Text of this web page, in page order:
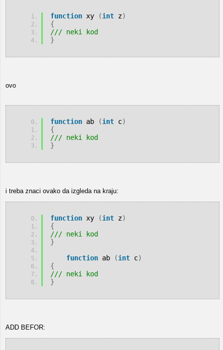
function xy (int z)
{
/// neki kod
}
ovo
function ab (int c)
{
/// neki kod
}
i treba znaci ovako da izgleda na kraju:
function xy (int z)
{
/// neki kod
}
function ab (int c)
{
/// neki kod
}
ADD BEFOR: